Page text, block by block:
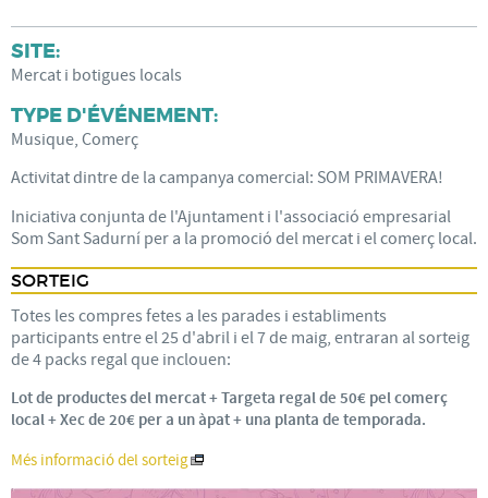
SITE:
Mercat i botigues locals
TYPE D'ÉVÉNEMENT:
Musique, Comerç
Activitat dintre de la campanya comercial: SOM PRIMAVERA!
Iniciativa conjunta de l'Ajuntament i l'associació empresarial
Som Sant Sadurní per a la promoció del mercat i el comerç local.
SORTEIG
Totes les compres fetes a les parades i establiments
participants entre el 25 d'abril i el 7 de maig, entraran al sorteig
de 4 packs regal que inclouen:
Lot de productes del mercat + Targeta regal de 50€ pel comerç
local + Xec de 20€ per a un àpat + una planta de temporada.
Més informació del sorteig